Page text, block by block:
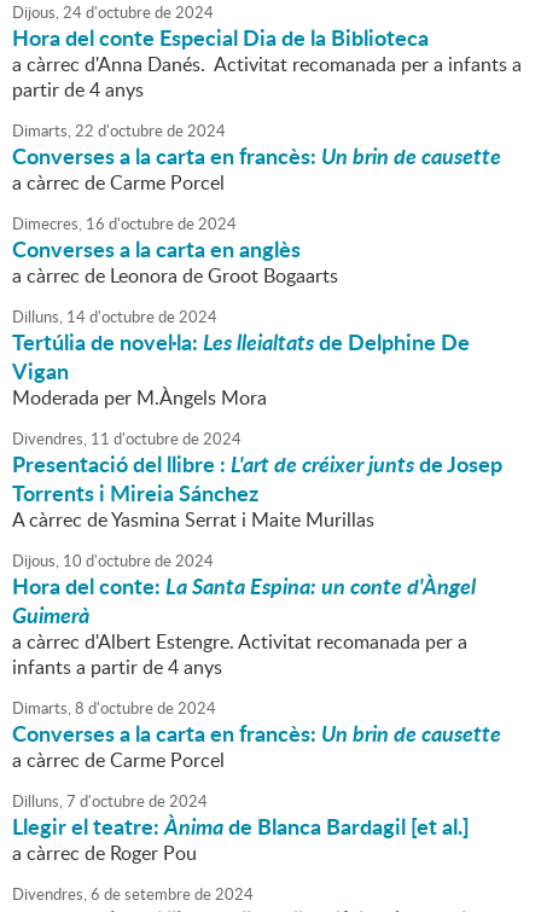
Dijous,24d'octubrede2024
Hora del conte Especial Dia de la Biblioteca
a càrrec d'Anna Danés. Activitat recomanada per a infants a
partir de 4 anys
Dimarts,22 d'octubrede2024
Converses a la carta en francès: Un brin de causette
a càrrec de Carme Porcel
Dimecres, 16 d'octubrede2024
Converses a la carta en anglès
a càrrec de Leonora de Groot Bogaarts
Dilluns, 14d'octubrede2024
Tertúlia de novel·la:Les lleialtatsde Delphine De
Vigan
Moderada per M.Àngels Mora
Divendres, 11 d'octubrede2024
Presentació del llibre :L'art de créixer juntsde Josep
Torrents i Mireia Sánchez
A càrrec de Yasmina Serrat i Maite Murillas
Dijous, 10 d'octubrede2024
Hora del conte:La Santa Espina: un conte d'Àngel
Guimerà
a càrrec d'Albert Estengre. Activitat recomanada per a
infants a partir de 4 anys
Dimarts,8 d'octubrede2024
Converses a la carta en francès: Un brin de causette
a càrrec de Carme Porcel
Dilluns,7 d'octubrede2024
Llegir el teatre:Ànimade Blanca Bardagil [et al.]
a càrrec de Roger Pou
Divendres,6 desetembrede2024